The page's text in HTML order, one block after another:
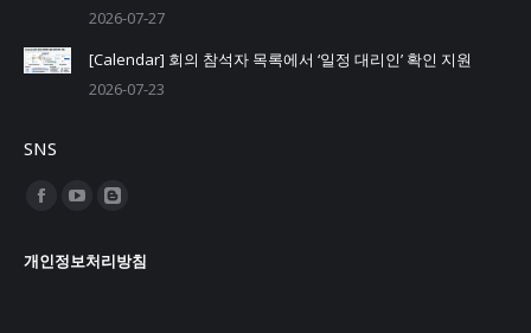
2026-07-27
[Calendar] 회의 참석자 목록에서 ‘일정 대리인’ 확인 지원
2026-07-23
SNS
Find us on:
Facebook
opens
YouTube
opens
Blogger
opens
개인정보처리방침